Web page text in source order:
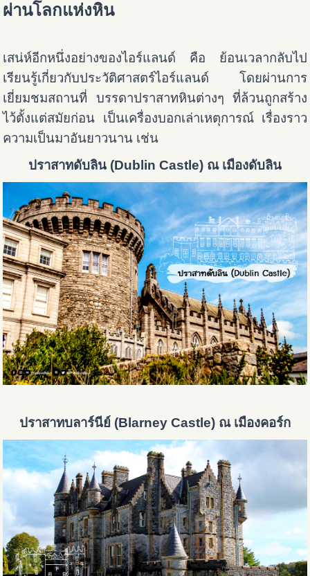
ผ่านโลกแห่งหิน
เสน่ห์อีกหนึ่งอย่างของไอร์แลนด์ คือ ย้อนเวลากลับไป
เรียนรู้เกี่ยวกับประวัติศาสตร์ไอร์แลนด์ โดยผ่านการ
เยี่ยมชมสถานที่ บรรดาปราสาทหินต่างๆ ที่ล้วนถูกสร้าง
ไว้ตั้งแต่สมัยก่อน เป็นเครื่องบอกเล่าเหตุการณ์ เรื่องราว
ความเป็นมาอันยาวนาน เช่น
ปราสาทดับลิน (Dublin Castle) ณ เมืองดับลิน
ปราสาทบลาร์นีย์ (Blarney Castle) ณ เมืองคอร์ก